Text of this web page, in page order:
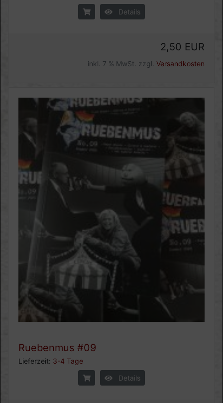
Details
2,50 EUR
inkl. 7 % MwSt. zzgl. Versandkosten
Ruebenmus #09
Lieferzeit: 3-4 Tage
Details